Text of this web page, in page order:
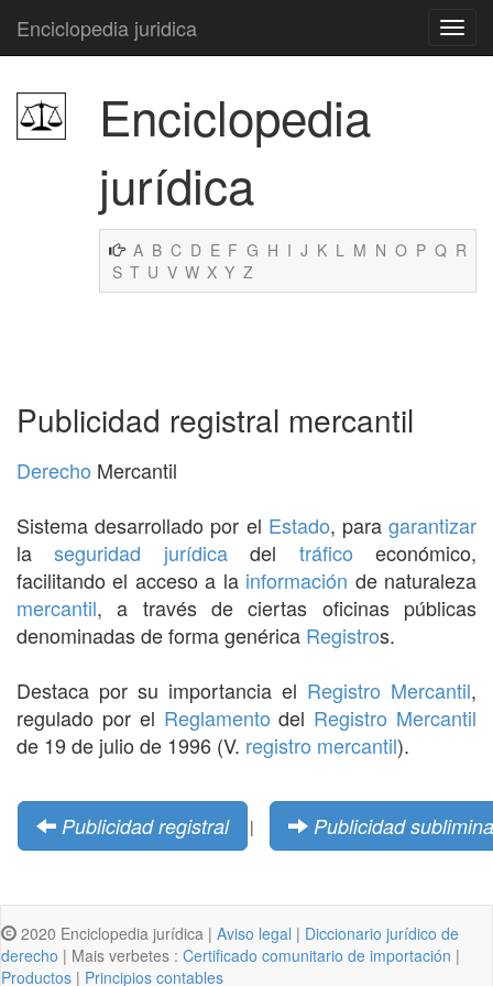
Enciclopedia juridica
Enciclopedia
jurídica
A B C D E F G H I J K L M N O P Q R
S T U V W X Y Z
Publicidad registral mercantil
Derecho Mercantil
Sistema desarrollado por el Estado, paragarantizar
laseguridad jurídicadel tráfico económico,
facilitando el acceso a la información de naturaleza
mercantil, a través de ciertas oficinas públicas
denominadas de forma genérica Registros.
Destaca por su importancia el Registro Mercantil,
regulado por el Reglamento del Registro Mercantil
de 19 de julio de 1996 (V. registro mercantil).
Publicidad registral | Publicidad
2020 Enciclopedia jurídica | Aviso legal | Diccionario jurídico de
derecho | Mais verbetes : Certificado comunitario de importación |
Productos | Principios contables